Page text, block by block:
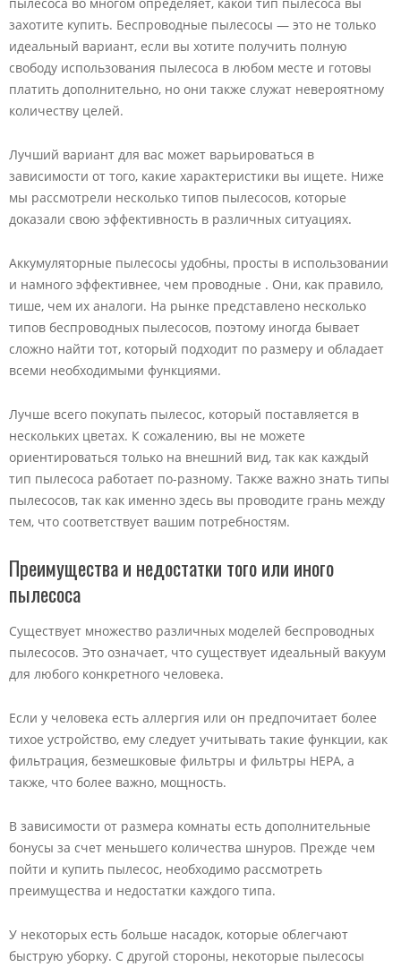
захотите купить. Беспроводные пылесосы — это не только
идеальный вариант, если вы хотите получить полную
свободу использования пылесоса в любом месте и готовы
платить дополнительно, но они также служат невероятному
количеству целей.
Лучший вариант для вас может варьироваться в
зависимости от того, какие характеристики вы ищете. Ниже
мы рассмотрели несколько типов пылесосов, которые
доказали свою эффективность в различных ситуациях.
Аккумуляторные пылесосы удобны, просты в использовании
и намного эффективнее, чем проводные . Они, как правило,
тише, чем их аналоги. На рынке представлено несколько
типов беспроводных пылесосов, поэтому иногда бывает
сложно найти тот, который подходит по размеру и обладает
всеми необходимыми функциями.
Лучше всего покупать пылесос, который поставляется в
нескольких цветах. К сожалению, вы не можете
ориентироваться только на внешний вид, так как каждый
тип пылесоса работает по-разному. Также важно знать типы
пылесосов, так как именно здесь вы проводите грань между
тем, что соответствует вашим потребностям.
Преимущества и недостатки того или иного
пылесоса
Существует множество различных моделей беспроводных
пылесосов. Это означает, что существует идеальный вакуум
для любого конкретного человека.
Если у человека есть аллергия или он предпочитает более
тихое устройство, ему следует учитывать такие функции, как
фильтрация, безмешковые фильтры и фильтры HEPA, а
также, что более важно, мощность.
В зависимости от размера комнаты есть дополнительные
бонусы за счет меньшего количества шнуров. Прежде чем
пойти и купить пылесос, необходимо рассмотреть
преимущества и недостатки каждого типа.
У некоторых есть больше насадок, которые облегчают
быструю уборку. С другой стороны, некоторые пылесосы